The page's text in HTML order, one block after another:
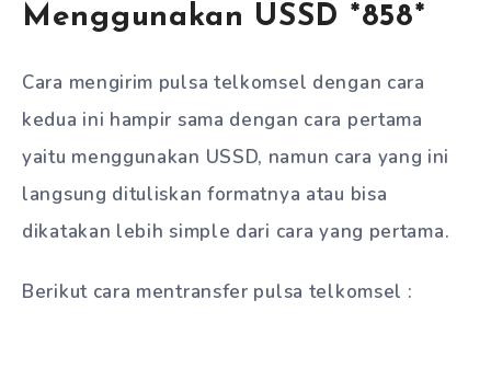
Menggunakan USSD *858*
Cara mengirim pulsa telkomsel dengan cara
kedua ini hampir sama dengan cara pertama
yaitu menggunakan USSD, namun cara yang ini
langsung dituliskan formatnya atau bisa
dikatakan lebih simple dari cara yang pertama.
Berikut cara mentransfer pulsa telkomsel :